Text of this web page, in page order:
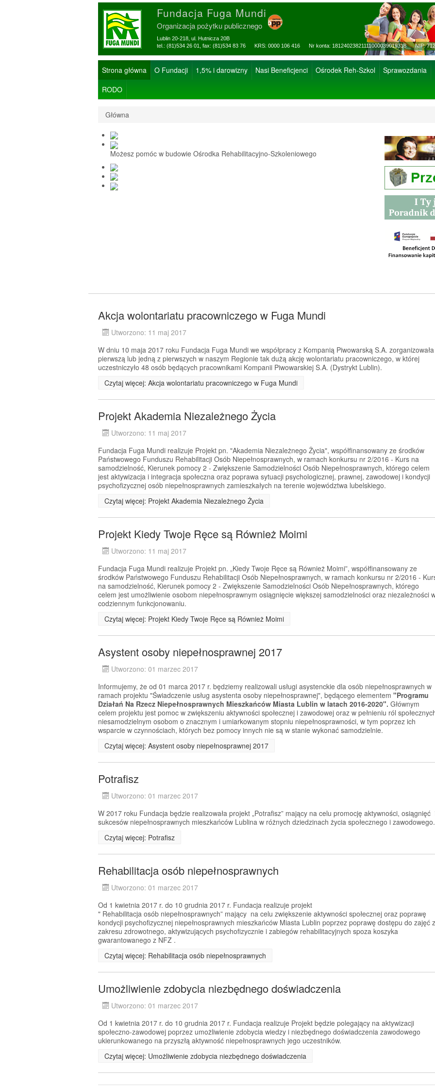
Fundacja Fuga Mundi
Organizacja pożytku publicznego
Lublin 20-218, ul. Hutnicza 20B
tel.: (81)534 26 01, fax: (81)534 83 76 KRS: 0000 106 416 Nr konta: 18124023821111000039019318 NIP:
Strona główna O Fundacji 1,5% i darowizny Nasi Beneficjenci Ośrodek Reh-Szkol Sprawozdania
RODO
Główna
Możesz pomóc w budowie Ośrodka Rehabilitacyjno-Szkoleniowego
Akcja wolontariatu pracowniczego w Fuga Mundi
Utworzono: 11 maj 2017
W dniu 10 maja 2017 roku Fundacja Fuga Mundi we współpracy z Kompanią Piwowarską S.A. zorganizowała
pierwszą lub jedną z pierwszych w naszym Regionie tak dużą akcję wolontariatu pracowniczego, w której
uczestniczyło 48 osób będących pracownikami Kompanii Piwowarskiej S.A. (Dystrykt Lublin).
Czytaj więcej: Akcja wolontariatu pracowniczego w Fuga Mundi
Projekt Akademia Niezależnego Życia
Utworzono: 11 maj 2017
Fundacja Fuga Mundi realizuje Projekt pn. "Akademia Niezależnego Życia", współfinansowany ze środków
Państwowego Funduszu Rehabilitacji Osób Niepełnosprawnych, w ramach konkursu nr 2/2016 - Kurs na
samodzielność, Kierunek pomocy 2 - Zwiększenie Samodzielności Osób Niepełnosprawnych, którego celem
jest aktywizacja i integracja społeczna oraz poprawa sytuacji psychologicznej, prawnej, zawodowej i kondycji
psychofizycznej osób niepełnosprawnych zamieszkałych na terenie województwa lubelskiego.
Czytaj więcej: Projekt Akademia Niezależnego Życia
Projekt Kiedy Twoje Ręce są Również Moimi
Utworzono: 11 maj 2017
Fundacja Fuga Mundi realizuje Projekt pn. „Kiedy Twoje Ręce są Również Moimi”, współfinansowany ze
środków Państwowego Funduszu Rehabilitacji Osób Niepełnosprawnych, w ramach konkursu nr 2/2016 -
na samodzielność, Kierunek pomocy 2 - Zwiększenie Samodzielności Osób Niepełnosprawnych, którego
celem jest umożliwienie osobom niepełnosprawnym osiągnięcie większej samodzielności oraz niezależności
codziennym funkcjonowaniu.
Czytaj więcej: Projekt Kiedy Twoje Ręce są Również Moimi
Asystent osoby niepełnosprawnej 2017
Utworzono: 01 marzec 2017
Informujemy, że od 01 marca 2017 r. będziemy realizowali usługi asystenckie dla osób niepełnosprawnych w
ramach projektu "Świadczenie usług asystenta osoby niepełnosprawnej", będącego elementem "Programu
Działań Na Rzecz Niepełnosprawnych Mieszkańców Miasta Lublin w latach 2016-2020". Głównym
celem projektu jest pomoc w zwiększeniu aktywności społecznej i zawodowej oraz w pełnieniu ról
niesamodzielnym osobom o znacznym i umiarkowanym stopniu niepełnosprawności, w tym poprzez ich
wsparcie w czynnościach, których bez pomocy innych nie są w stanie wykonać samodzielnie.
Czytaj więcej: Asystent osoby niepełnosprawnej 2017
Potrafisz
Utworzono: 01 marzec 2017
W 2017 roku Fundacja będzie realizowała projekt „Potrafisz” mający na celu promocję aktywności, osiągnięć
sukcesów niepełnosprawnych mieszkańców Lublina w różnych dziedzinach życia społecznego i zawodowego.
Czytaj więcej: Potrafisz
Rehabilitacja osób niepełnosprawnych
Utworzono: 01 marzec 2017
Od 1 kwietnia 2017 r. do 10 grudnia 2017 r. Fundacja realizuje projekt
" Rehabilitacja osób niepełnosprawnych” mający na celu zwiększenie aktywności społecznej oraz poprawę
kondycji psychofizycznej niepełnosprawnych mieszkańców Miasta Lublin poprzez poprawę dostępu do zajęć z
zakresu zdrowotnego, aktywizujących psychofizycznie i zabiegów rehabilitacyjnych spoza koszyka
gwarantowanego z NFZ .
Czytaj więcej: Rehabilitacja osób niepełnosprawnych
Umożliwienie zdobycia niezbędnego doświadczenia
Utworzono: 01 marzec 2017
Od 1 kwietnia 2017 r. do 10 grudnia 2017 r. Fundacja realizuje Projekt będzie polegający na aktywizacji
społeczno-zawodowej poprzez umożliwienie zdobycia wiedzy i niezbędnego doświadczenia zawodowego
ukierunkowanego na przyszłą aktywność niepełnosprawnych jego uczestników.
Czytaj więcej: Umożliwienie zdobycia niezbędnego doświadczenia